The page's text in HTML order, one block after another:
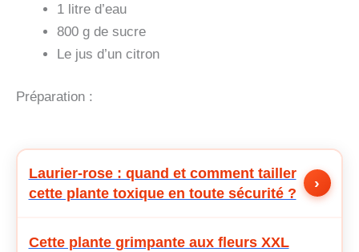
1 litre d’eau
800 g de sucre
Le jus d’un citron
Préparation :
Laurier-rose : quand et comment tailler
cette plante toxique en toute sécurité ?
›
Cette plante grimpante aux fleurs XXL